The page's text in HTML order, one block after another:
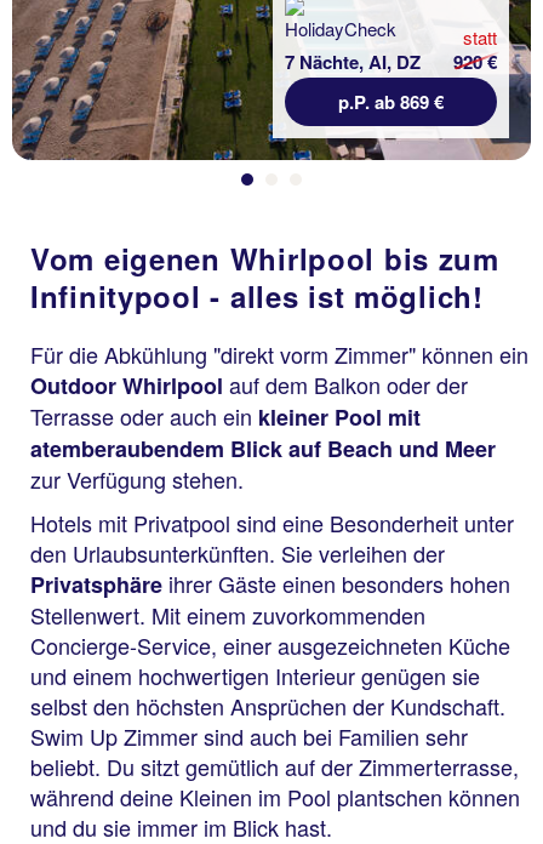
7 Nächte, AI, DZ
statt
920 €
p.P. ab 869 €
Vom eigenen Whirlpool bis zum
Infinitypool - alles ist möglich!
Für die Abkühlung "direkt vorm Zimmer" können ein
Outdoor Whirlpool auf dem Balkon oder der
Terrasse oder auch ein kleiner Pool mit
atemberaubendem Blick auf Beach und Meer
zur Verfügung stehen.
Hotels mit Privatpool sind eine Besonderheit unter
den Urlaubsunterkünften. Sie verleihen der
Privatsphäre ihrer Gäste einen besonders hohen
Stellenwert. Mit einem zuvorkommenden
Concierge-Service, einer ausgezeichneten Küche
und einem hochwertigen Interieur genügen sie
selbst den höchsten Ansprüchen der Kundschaft.
Swim Up Zimmer sind auch bei Familien sehr
beliebt. Du sitzt gemütlich auf der Zimmerterrasse,
während deine Kleinen im Pool plantschen können
und du sie immer im Blick hast.